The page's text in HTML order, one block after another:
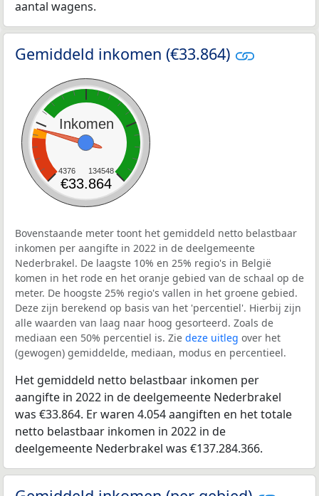
aantal wagens.
Gemiddeld inkomen (€33.864)
Inkomen
4376 134548
€33.864
Bovenstaande meter toont het gemiddeld netto belastbaar
inkomen per aangifte in 2022 in de deelgemeente
Nederbrakel. De laagste 10% en 25% regio's in België
komen in het rode en het oranje gebied van de schaal op de
meter. De hoogste 25% regio's vallen in het groene gebied.
Deze zijn berekend op basis van het 'percentiel'. Hierbij zijn
alle waarden van laag naar hoog gesorteerd. Zoals de
mediaan een 50% percentiel is. Zie deze uitleg over het
(gewogen) gemiddelde, mediaan, modus en percentieel.
Het gemiddeld netto belastbaar inkomen per
aangifte in 2022 in de deelgemeente Nederbrakel
was €33.864. Er waren 4.054 aangiften en het totale
netto belastbaar inkomen in 2022 in de
deelgemeente Nederbrakel was €137.284.366.